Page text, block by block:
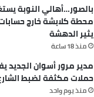
بالصور…أهالي النوبة
محطة كلابشة خارج
يثير الدهشة
منذ 18 ساعة
مدير مرور أسوان الجديد
حملات مكثفة لضبط
منذ يوم واحد